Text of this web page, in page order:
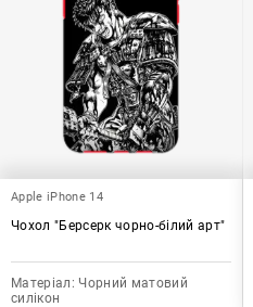
Apple iPhone 14
Чохол "Берсерк чорно-білий арт"
Матеріал: Чорний матовий
силікон